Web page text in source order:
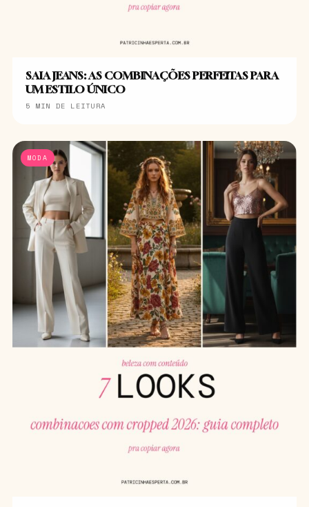
SAIA JEANS: AS COMBINAÇÕES PERFEITAS PARA
UM ESTILO ÚNICO
5 MIN DE LEITURA
MODA